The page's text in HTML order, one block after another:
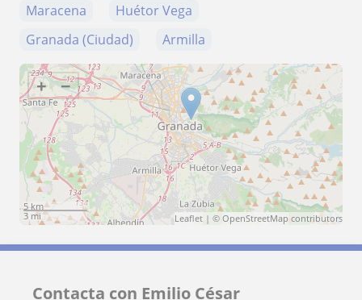
Maracena
Huétor Vega
Granada (Ciudad)
Armilla
+ −
5 km
3 mi
Leaflet | © OpenStreetMap contributors
Contacta con Emilio César